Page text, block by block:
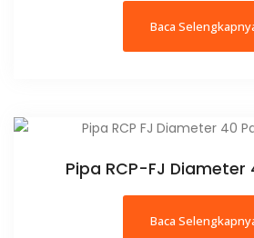
Baca
Pipa RCP-FJ Diameter
Baca